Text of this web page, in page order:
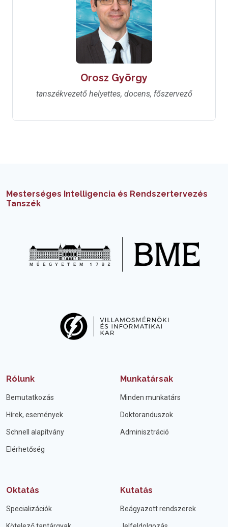
Orosz György
tanszékvezető helyettes, docens, főszervező
Mesterséges Intelligencia és Rendszertervezés
Tanszék
Rólunk
Bemutatkozás
Hírek, események
Schnell alapítvány
Elérhetőség
Munkatársak
Minden munkatárs
Doktoranduszok
Adminisztráció
Oktatás
Specializációk
Kutatás
Beágyazott rendszerek